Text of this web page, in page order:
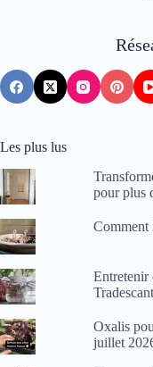
Les plus lus
pour plus
Comment
Entretenir
Oxalis
juillet